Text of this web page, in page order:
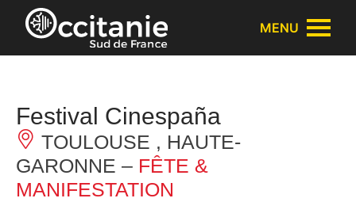
Panneau de gestion des cookies
MENU
Festival Cinespaña
TOULOUSE , HAUTE-
GARONNE – FÊTE &
MANIFESTATION